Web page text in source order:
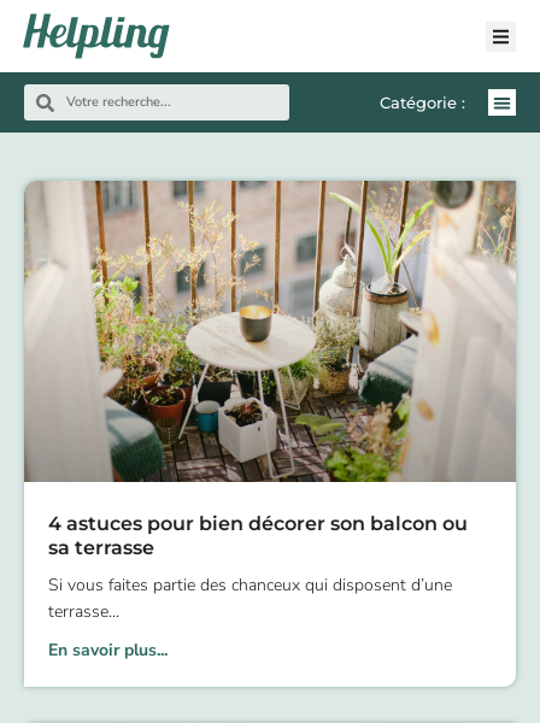
Catégorie :
4 astuces pour bien décorer son balcon ou
sa terrasse
Si vous faites partie des chanceux qui disposent d’une
terrasse
En savoir plus...